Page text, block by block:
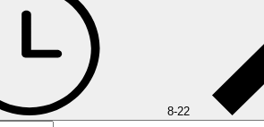
8-22